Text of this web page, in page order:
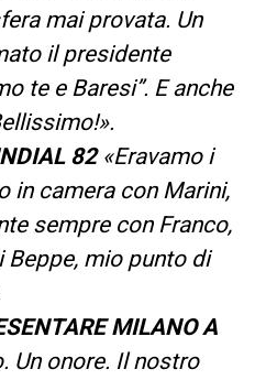
mai provata. Un
il presidente
te e Baresi”. E anche
82 «Eravamo i
in camera con Marini,
sempre con Franco,
mio punto di
MILANO A
Un onore. Il nostro